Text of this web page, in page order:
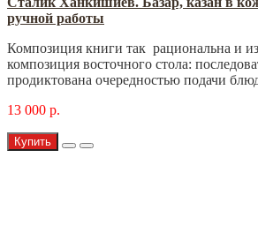
ручной работы
Композиция книги так рациональна и
композиция восточного стола:
продиктована очередностью подачи
13 000 р.
Купить